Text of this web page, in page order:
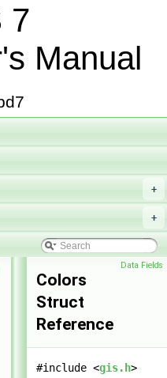
7
Manual
+
+
Data Fields
Colors
Struct
Reference
#include <gis.h>